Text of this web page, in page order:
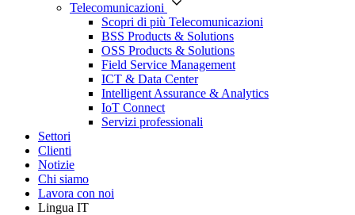
Telecomunicazioni
Scopri di più Telecomunicazioni
BSS Products & Solutions
OSS Products & Solutions
Field Service Management
ICT & Data Center
Intelligent Assurance & Analytics
IoT Connect
Servizi professionali
Settori
Clienti
Notizie
Chi siamo
Lavora con noi
Lingua IT